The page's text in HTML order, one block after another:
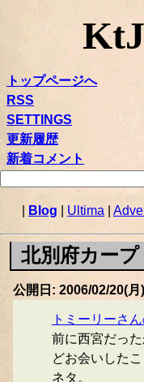
トップページへ
RSS
SETTINGS
更新履歴
新着コメント
Blog Ultima
北別府カープ
公開日: 2006/02/20(
トミーリーさ
前に西宮だっ
どお会いした
ネタ。